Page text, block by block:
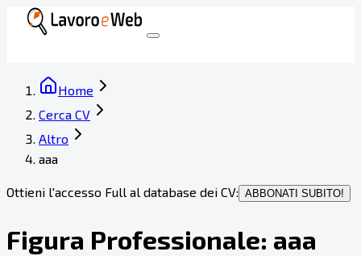
Home
Cerca CV
Altro
aaa
Ottieni l'accesso Full al database dei CV: ABBONATI SUBITO!
Figura Professionale: aaa